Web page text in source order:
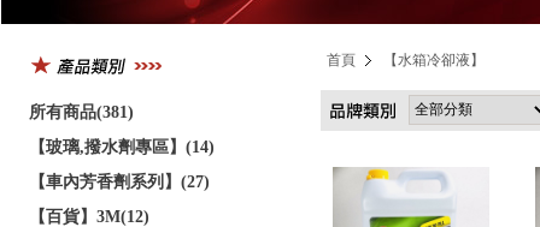
所有商品(381)
【玻璃,撥水劑專區】(14)
【車內芳香劑系列】(27)
【百貨】3M(12)
首頁 【水箱冷卻液】